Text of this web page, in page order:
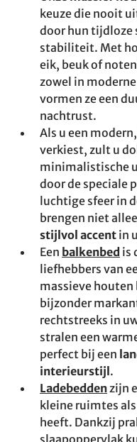
keuze die nooit
door hun tijdloze
stabiliteit. Met
eik, beuk of
zowel in
vormen ze een
nachtrust.
Als u een
verkiest, zult u
minimalistische
door de speciale
luchtige sfeer in
brengen niet
stijlvol accent in
Een balkenbed is
liefhebbers van
massieve houten
bijzonder
rechtstreeks in
stralen een
perfect bij een
interieurstijl .
Ladebeddenzijn
kleine ruimtes
heeft. Dankzij
slaapoppervlak